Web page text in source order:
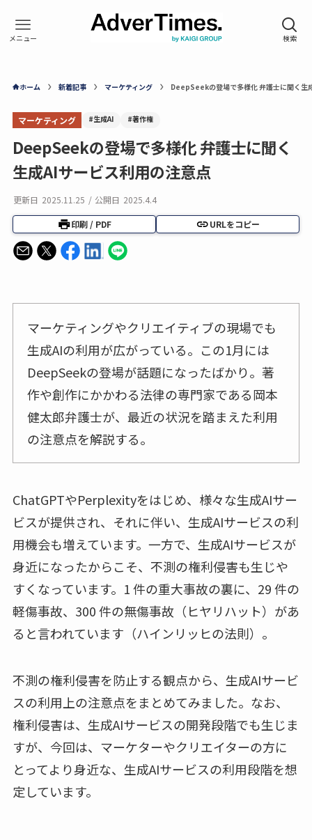
ホーム 新着記事 マーケティング DeepSeekの登場で多様化 弁護士に聞く生
マーケティング #生成AI #著作権
DeepSeekの登場で多様化 弁護士に聞く
生成AIサービス利用の注意点
更新日 2025.11.25 / 公開日 2025.4.4
印刷 / PDF URLをコピー
マーケティングやクリエイティブの現場でも
生成AIの利用が広がっている。この1月には
DeepSeekの登場が話題になったばかり。著
作や創作にかかわる法律の専門家である岡本
健太郎弁護士が、最近の状況を踏まえた利用
の注意点を解説する。
ChatGPTやPerplexityをはじめ、様々な生成AIサー
ビスが提供され、それに伴い、生成AIサービスの利
用機会も増えています。一方で、生成AIサービスが
身近になったからこそ、不測の権利侵害も生じや
すくなっています。1 件の重大事故の裏に、29 件の
軽傷事故、300 件の無傷事故（ヒヤリハット）があ
ると言われています（ハインリッヒの法則）。
不測の権利侵害を防止する観点から、生成AIサービ
スの利用上の注意点をまとめてみました。なお、
権利侵害は、生成AIサービスの開発段階でも生じま
すが、今回は、マーケターやクリエイターの方に
とってより身近な、生成AIサービスの利用段階を想
定しています。